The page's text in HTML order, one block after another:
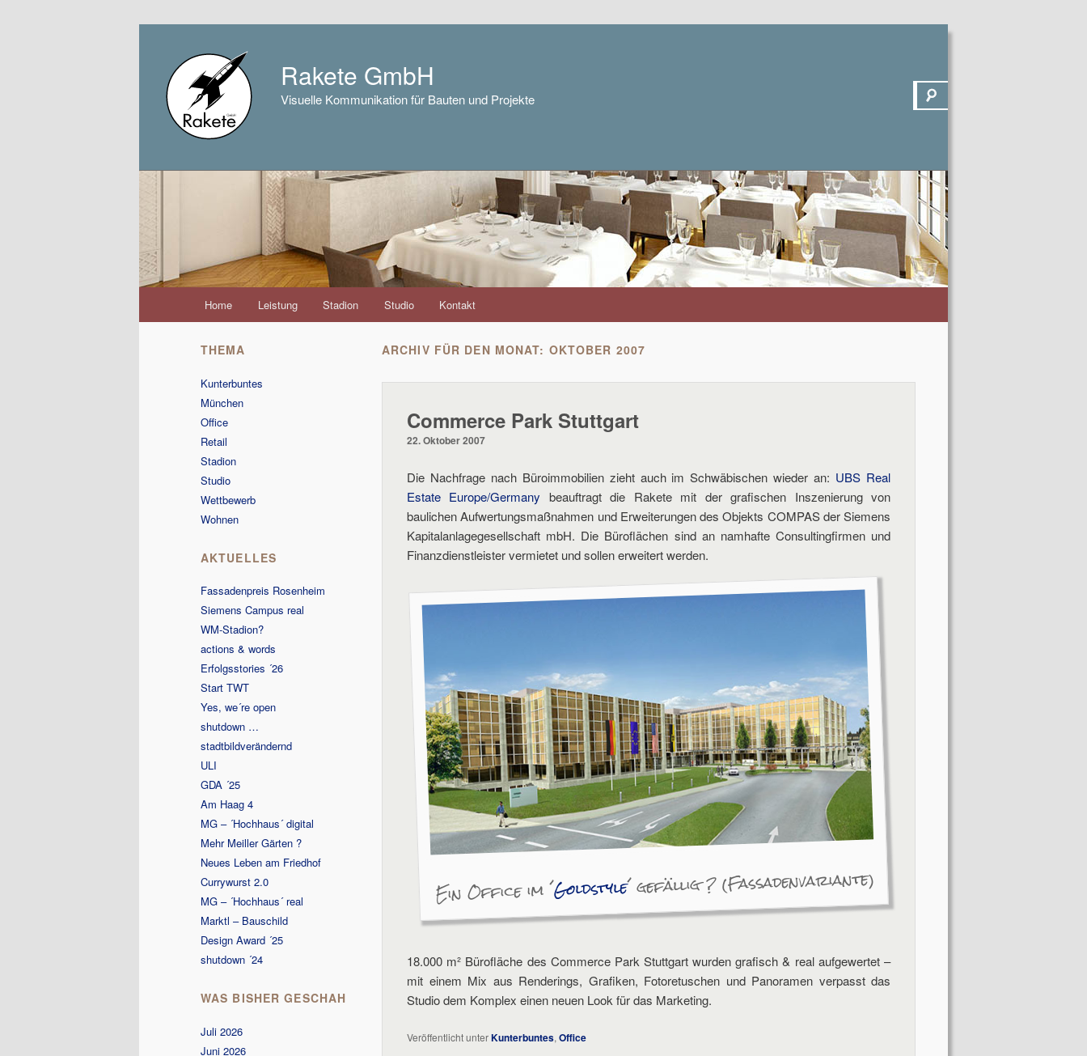
Rakete GmbH
Visuelle Kommunikation für Bauten und Projekte
Zum
Inhalt
wechseln
Zum
sekundären
Inhalt
wechseln
Home Leistung Stadion Studio Kontakt
ARCHIV FÜR DEN MONAT: OKTOBER 2007
Commerce Park Stuttgart
22. Oktober 2007
Die Nachfrage nach Büroimmobilien zieht auch im Schwäbischen wieder an: UBS Real
Estate Europe/Germany beauftragt die Rakete mit der grafischen Inszenierung von
baulichen Aufwertungsmaßnahmen und Erweiterungen des Objekts COMPAS der Siemens
Kapitalanlagegesellschaft mbH. Die Büroflächen sind an namhafte Consultingfirmen und
Finanzdienstleister vermietet und sollen erweitert werden.
Ein Office im ´Goldstyle´ gefällig ? (Fassadenvariante)
18.000 m² Bürofläche des Commerce Park Stuttgart wurden grafisch & real aufgewertet –
mit einem Mix aus Renderings, Grafiken, Fotoretuschen und Panoramen verpasst das
Studio dem Komplex einen neuen Look für das Marketing.
Veröffentlicht unterKunterbuntes, Office
THEMA
Kunterbuntes
München
Office
Retail
Stadion
Studio
Wettbewerb
Wohnen
AKTUELLES
Fassadenpreis Rosenheim
Siemens Campus real
WM-Stadion?
actions & words
Erfolgsstories ´26
Start TWT
Yes, we´re open
shutdown …
stadtbildverändernd
ULI
GDA ´25
Am Haag 4
MG – ´Hochhaus´ digital
Mehr Meiller Gärten ?
Neues Leben am Friedhof
Currywurst 2.0
MG – ´Hochhaus´ real
Marktl – Bauschild
Design Award ´25
shutdown ´24
WAS BISHER GESCHAH
Juli 2026
Juni 2026